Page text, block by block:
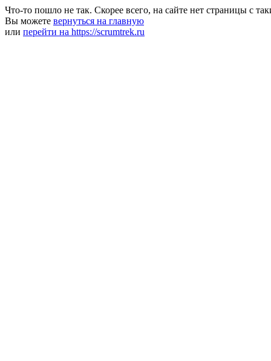
Что-то пошло не так. Скорее всего, на сайте нет страницы с
Вы можете вернуться на главную
или перейти на https://scrumtrek.ru